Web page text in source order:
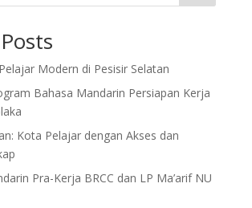
Modern di Pesisir Selatan
Bahasa Mandarin Persiapan Kerja
Kota Pelajar dengan Akses dan
Pra-Kerja BRCC dan LP Ma’arif NU